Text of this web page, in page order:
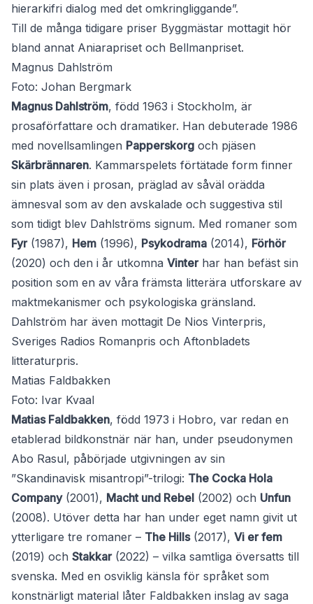
hierarkifri dialog med det omkringliggande”.
Till de många tidigare priser Byggmästar mottagit hör
bland annat Aniarapriset och Bellmanpriset.
Magnus Dahlström
Foto: Johan Bergmark
Magnus Dahlström, född 1963 i Stockholm, är
prosaförfattare och dramatiker. Han debuterade 1986
med novellsamlingen Papperskorg och pjäsen
Skärbrännaren. Kammarspelets förtätade form finner
sin plats även i prosan, präglad av såväl orädda
ämnesval som av den avskalade och suggestiva stil
som tidigt blev Dahlströms signum. Med romaner som
Fyr(1987), Hem (1996), Psykodrama (2014), Förhör
(2020) och den i år utkomna Vinterhar han befäst sin
position som en av våra främsta litterära utforskare av
maktmekanismer och psykologiska gränsland.
Dahlström har även mottagit De Nios Vinterpris,
Sveriges Radios Romanpris och Aftonbladets
litteraturpris.
Matias Faldbakken
Foto: Ivar Kvaal
Matias Faldbakken, född 1973 i Hobro, var redan en
etablerad bildkonstnär när han, under pseudonymen
Abo Rasul, påbörjade utgivningen av sin
”Skandinavisk misantropi”-trilogi: The Cocka Hola
Company(2001), Macht und Rebel (2002) och Unfun
(2008). Utöver detta har han under eget namn givit ut
ytterligare tre romaner – The Hills(2017), Vi er fem
(2019) och Stakkar(2022) – vilka samtliga översatts till
svenska. Med en osviklig känsla för språket som
konstnärligt material låter Faldbakken inslag av saga